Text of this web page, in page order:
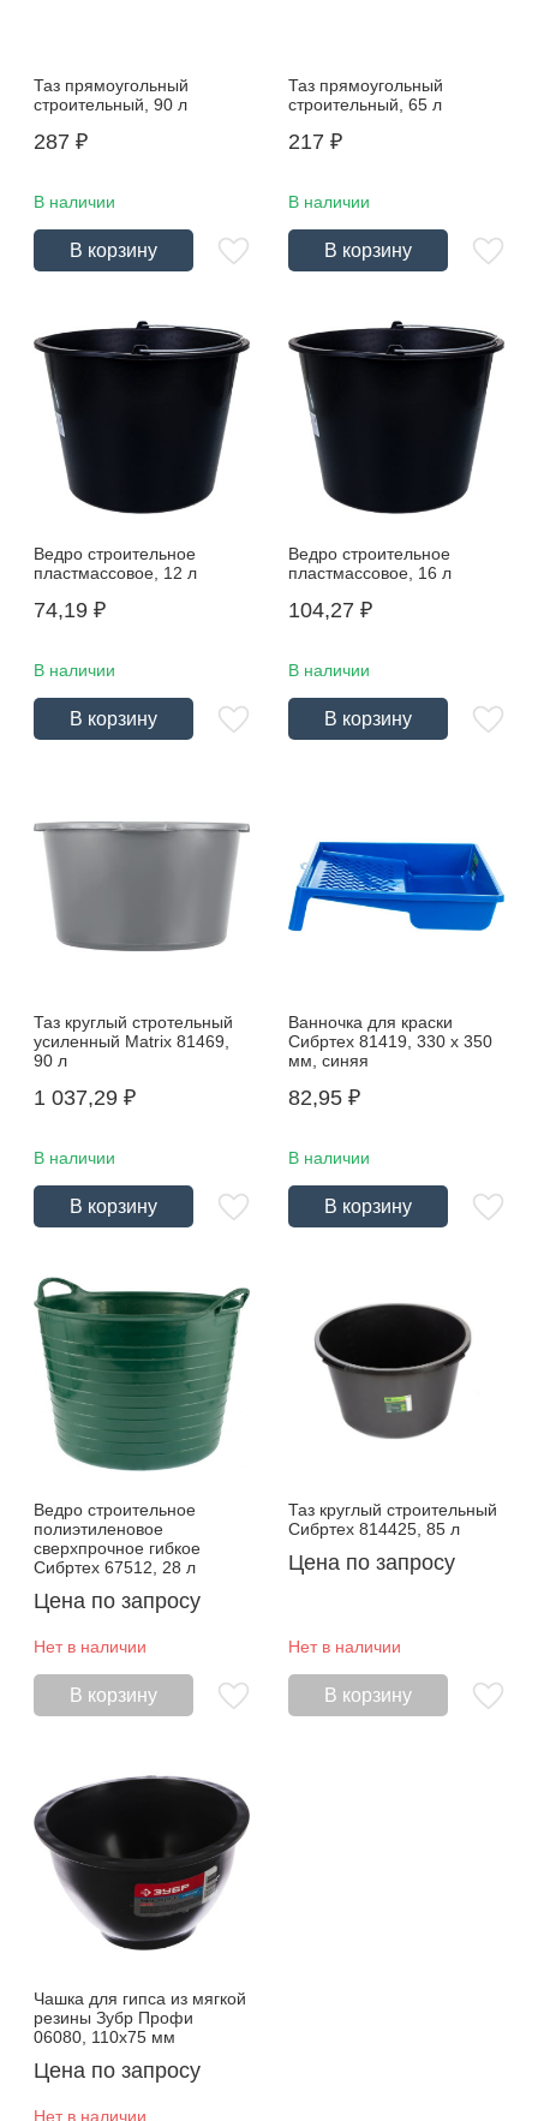
Таз прямоугольный
строительный, 90 л
287 ₽
В наличии
В корзину
Таз прямоугольный
строительный, 65 л
217 ₽
В наличии
В корзину
Ведро строительное
пластмассовое, 12 л
74,19 ₽
В наличии
В корзину
Ведро строительное
пластмассовое, 16 л
104,27 ₽
В наличии
В корзину
Таз круглый стротельный
усиленный Matrix 81469,
90 л
1 037,29 ₽
В наличии
В корзину
Ванночка для краски
Сибртех 81419, 330 х 350
мм, синяя
82,95 ₽
В наличии
В корзину
Ведро строительное
полиэтиленовое
сверхпрочное гибкое
Сибртех 67512, 28 л
Цена по запросу
Нет в наличии
В корзину
Таз круглый строительный
Сибртех 814425, 85 л
Цена по запросу
Нет в наличии
В корзину
Чашка для гипса из мягкой
резины Зубр Профи
06080, 110х75 мм
Цена по запросу
Нет в наличии